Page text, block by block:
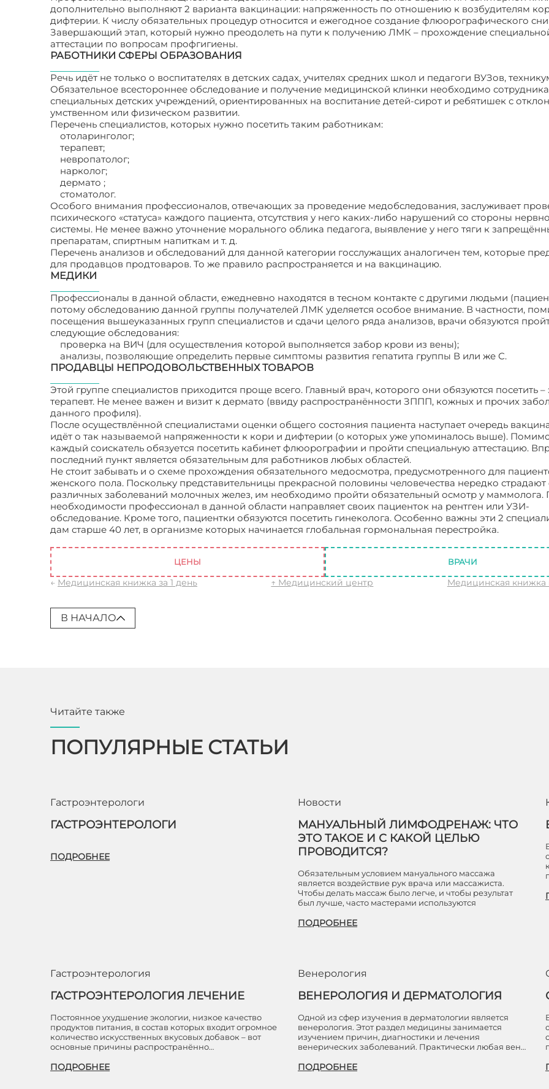
дополнительно выполняют 2 варианта вакцинации: напряженность по отношению к возбудителям
дифтерии. К числу обязательных процедур относится и ежегодное создание флюорографического
Завершающий этап, который нужно преодолеть на пути к получению ЛМК – прохождение
аттестации по вопросам профгигиены.
РАБОТНИКИ СФЕРЫ ОБРАЗОВАНИЯ
Речь идёт не только о воспитателях в детских садах, учителях средних школ и педагоги ВУЗов,
Обязательное всестороннее обследование и получение медицинской клинки необходимо
специальных детских учреждений, ориентированных на воспитание детей-сирот и ребятишек с
умственном или физическом развитии.
Перечень специалистов, которых нужно посетить таким работникам:
отоларинголог;
терапевт;
невропатолог;
нарколог;
дермато ;
стоматолог.
Особого внимания профессионалов, отвечающих за проведение медобследования, заслуживает
психического «статуса» каждого пациента, отсутствия у него каких-либо нарушений со стороны
системы. Не менее важно уточнение морального облика педагога, выявление у него тяги к
препаратам, спиртным напиткам и т. д.
Перечень анализов и обследований для данной категории госслужащих аналогичен тем, которые
для продавцов продтоваров. То же правило распространяется и на вакцинацию.
МЕДИКИ
Профессионалы в данной области, ежедневно находятся в тесном контакте с другими людьми
потому обследованию данной группы получателей ЛМК уделяется особое внимание. В частности,
посещения вышеуказанных групп специалистов и сдачи целого ряда анализов, врачи обязуются
следующие обследования:
проверка на ВИЧ (для осуществления которой выполняется забор крови из вены);
анализы, позволяющие определить первые симптомы развития гепатита группы В или же С.
ПРОДАВЦЫ НЕПРОДОВОЛЬСТВЕННЫХ ТОВАРОВ
Этой группе специалистов приходится проще всего. Главный врач, которого они обязуются посетить –
терапевт. Не менее важен и визит к дермато (ввиду распространённости ЗППП, кожных и прочих
данного профиля).
После осуществлённой специалистами оценки общего состояния пациента наступает очередь
идёт о так называемой напряженности к кори и дифтерии (о которых уже упоминалось выше).
каждый соискатель обязуется посетить кабинет флюорографии и пройти специальную аттестацию.
последний пункт является обязательным для работников любых областей.
Не стоит забывать и о схеме прохождения обязательного медосмотра, предусмотренного для
женского пола. Поскольку представительницы прекрасной половины человечества нередко страдают
различных заболеваний молочных желез, им необходимо пройти обязательный осмотр у маммолога.
необходимости профессионал в данной области направляет своих пациенток на рентген или УЗИ-
обследование. Кроме того, пациентки обязуются посетить гинеколога. Особенно важны эти 2
дам старше 40 лет, в организме которых начинается глобальная гормональная перестройка.
ЦЕНЫ ВРАЧИ
← Медицинская книжка за 1 день ↑ Медицинский центр Медицинская книжка
В НАЧАЛО
Читайте также
ПОПУЛЯРНЫЕ СТАТЬИ
Гастроэнтерологи
ГАСТРОЭНТЕРОЛОГИ
ПОДРОБНЕЕ
Новости
МАНУАЛЬНЫЙ ЛИМФОДРЕНАЖ: ЧТО
ЭТО ТАКОЕ И С КАКОЙ ЦЕЛЬЮ
ПРОВОДИТСЯ?
Обязательным условием мануального массажа
является воздействие рук врача или массажиста.
Чтобы делать массаж было легче, и чтобы результат
был лучше, часто мастерами используются
ПОДРОБНЕЕ
Гастроэнтерология
ГАСТРОЭНТЕРОЛОГИЯ ЛЕЧЕНИЕ
Постоянное ухудшение экологии, низкое качество
продуктов питания, в состав которых входит огромное
количество искусственных вкусовых добавок – вот
основные причины распространённо…
ПОДРОБНЕЕ
Венерология
ВЕНЕРОЛОГИЯ И ДЕРМАТОЛОГИЯ
Одной из сфер изучения в дерматологии является
венерология. Этот раздел медицины занимается
изучением причин, диагностики и лечения
венерических заболеваний. Практически любая вен…
ПОДРОБНЕЕ